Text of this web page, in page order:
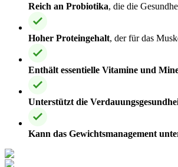
Reich an Probiotika, die die
Hoher Proteingehalt, der für das
Enthält essentielle Vitamine und
Unterstützt die
Kann das Gewichtsmanagement